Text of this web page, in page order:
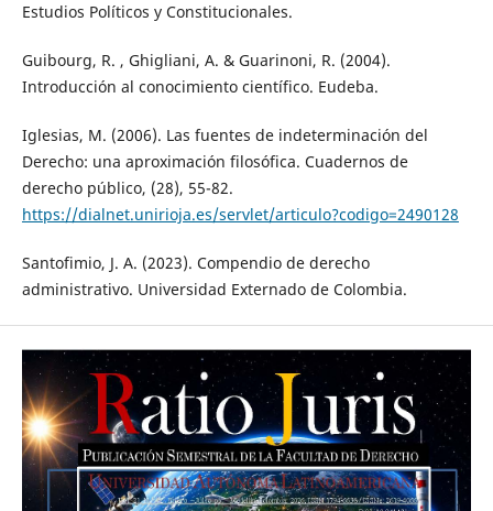
Estudios Políticos y Constitucionales.
Guibourg, R. , Ghigliani, A. & Guarinoni, R. (2004).
Introducción al conocimiento científico. Eudeba.
Iglesias, M. (2006). Las fuentes de indeterminación del
Derecho: una aproximación filosófica. Cuadernos de
derecho público, (28), 55-82.
https://dialnet.unirioja.es/servlet/articulo?codigo=2490128
Santofimio, J. A. (2023). Compendio de derecho
administrativo. Universidad Externado de Colombia.